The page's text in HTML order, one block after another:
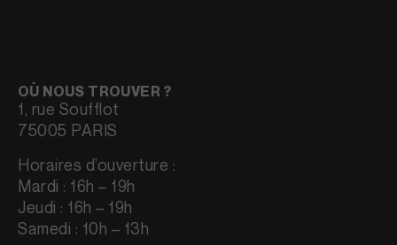
OÙ NOUS TROUVER ?
1, rue Soufflot
75005 PARIS
Horaires d’ouverture :
Mardi : 16h – 19h
Jeudi : 16h – 19h
Samedi : 10h – 13h